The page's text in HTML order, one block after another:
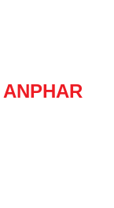
ANPHAR